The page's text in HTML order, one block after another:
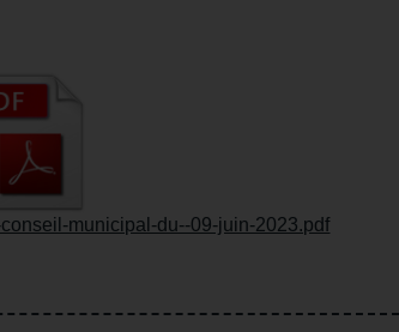
municipal-du--09-juin-2023.pdf